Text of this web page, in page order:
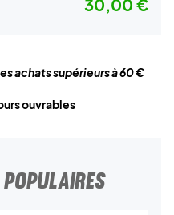
30,00 €
achats supérieurs à 60 €
ouvrables